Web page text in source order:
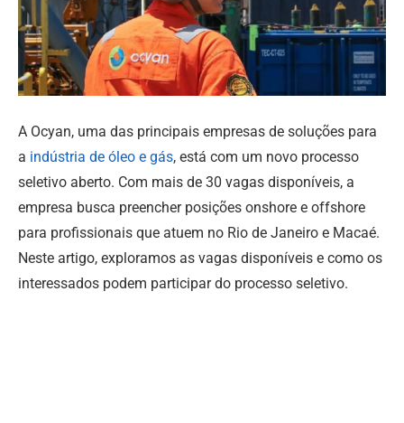
A Ocyan, uma das principais empresas de soluções para
a indústria de óleo e gás, está com um novo processo
seletivo aberto. Com mais de 30 vagas disponíveis, a
empresa busca preencher posições onshore e offshore
para profissionais que atuem no Rio de Janeiro e Macaé.
Neste artigo, exploramos as vagas disponíveis e como os
interessados podem participar do processo seletivo.